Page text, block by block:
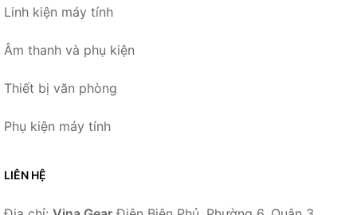
Linh kiện máy tính
Âm thanh và phụ kiện
Thiết bị văn phòng
Phụ kiện máy tính
LIÊN HỆ